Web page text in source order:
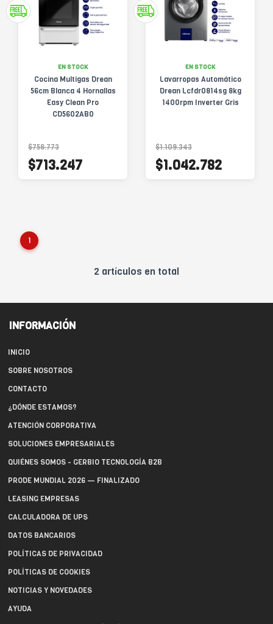
EN STOCK
Cocina Multigas Drean
56cm Blanca 4 Hornallas
Easy Clean Pro
CD5602AB0
$758.773
$713.247
EN STOCK
Lavarropas Automático
Drean Lcfdr0814sg 8kg
1400rpm Inverter Gris
$1.109.343
$1.042.782
1
2 artículos en total
INFORMACIÓN
INICIO
SOBRE NOSOTROS
CONTACTO
¿DÓNDE ESTAMOS?
ATENCIÓN CORPORATIVA
SOLUCIONES EMPRESARIALES
QUIÉNES SOMOS - GERBIO TECNOLOGÍA B2B
PRODE MUNDIAL 2026 — FINALIZADO
LEASING EMPRESAS
CALCULADORA DE UPS
DATOS BANCARIOS
POLÍTICAS DE PRIVACIDAD
POLÍTICAS DE COOKIES
NOTICIAS Y NOVEDADES
AYUDA